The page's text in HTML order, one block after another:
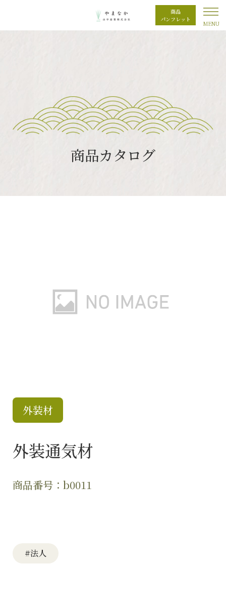
商品
パンフレット
商品カタログ
外装材
外装通気材
商品番号：b0011
#法人